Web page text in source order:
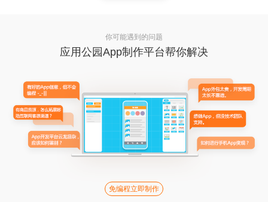
你可能遇到的问题
应用公园App制作平台帮你解决
免编程立即制作